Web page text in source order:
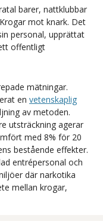
barer, nattklubbar
mot knark. Det
personal, upprättat
offentligt
mätningar.
en vetenskaplig
av metoden.
utsträckning agerar
med 8% för 20
bestående effekter.
entrépersonal och
där narkotika
mellan krogar,